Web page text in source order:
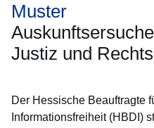
Muster
Justiz und
Der Hessische Beauftragte
Informationsfreiheit (HBDI)